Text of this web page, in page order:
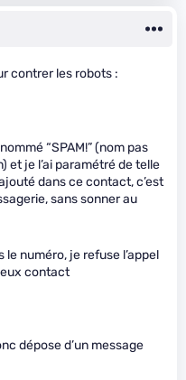
contrer les robots :
“SPAM!” (nom pas
et je l’ai paramétré de telle
dans ce contact, c’est
sans sonner au
numéro, je refuse l’appel
contact
dépose d’un message